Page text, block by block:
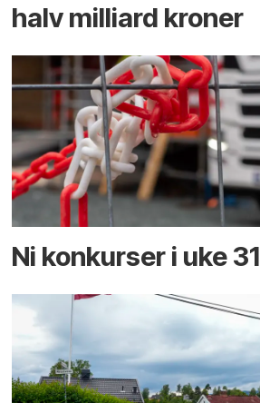
halv milliard kroner
Ni konkurser i uke 31